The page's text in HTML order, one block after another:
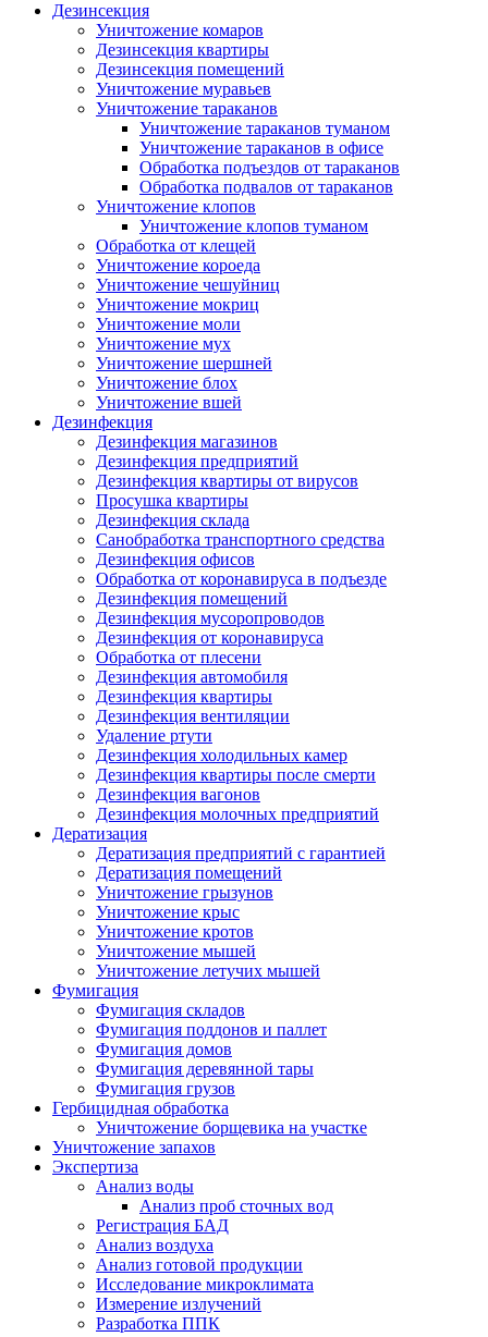
Дезинсекция
Уничтожение комаров
Дезинсекция квартиры
Дезинсекция помещений
Уничтожение муравьев
Уничтожение тараканов
Уничтожение тараканов туманом
Уничтожение тараканов в офисе
Обработка подъездов от тараканов
Обработка подвалов от тараканов
Уничтожение клопов
Уничтожение клопов туманом
Обработка от клещей
Уничтожение короеда
Уничтожение чешуйниц
Уничтожение мокриц
Уничтожение моли
Уничтожение мух
Уничтожение шершней
Уничтожение блох
Уничтожение вшей
Дезинфекция
Дезинфекция магазинов
Дезинфекция предприятий
Дезинфекция квартиры от вирусов
Просушка квартиры
Дезинфекция склада
Санобработка транспортного средства
Дезинфекция офисов
Обработка от коронавируса в подъезде
Дезинфекция помещений
Дезинфекция мусоропроводов
Дезинфекция от коронавируса
Обработка от плесени
Дезинфекция автомобиля
Дезинфекция квартиры
Дезинфекция вентиляции
Удаление ртути
Дезинфекция холодильных камер
Дезинфекция квартиры после смерти
Дезинфекция вагонов
Дезинфекция молочных предприятий
Дератизация
Дератизация предприятий с гарантией
Дератизация помещений
Уничтожение грызунов
Уничтожение крыс
Уничтожение кротов
Уничтожение мышей
Уничтожение летучих мышей
Фумигация
Фумигация складов
Фумигация поддонов и паллет
Фумигация домов
Фумигация деревянной тары
Фумигация грузов
Гербицидная обработка
Уничтожение борщевика на участке
Уничтожение запахов
Экспертиза
Анализ воды
Анализ проб сточных вод
Регистрация БАД
Анализ воздуха
Анализ готовой продукции
Исследование микроклимата
Измерение излучений
Разработка ППК